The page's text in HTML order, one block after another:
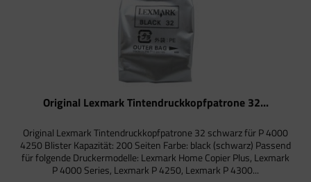
Original Lexmark Tintendruckkopfpatrone 32...
Original Lexmark Tintendruckkopfpatrone 32 schwarz für P 4000
4250 Blister Kapazität: 200 Seiten Farbe: black (schwarz) Passend
für folgende Druckermodelle: Lexmark Home Copier Plus, Lexmark
P 4000 Series, Lexmark P 4250, Lexmark P 4300...